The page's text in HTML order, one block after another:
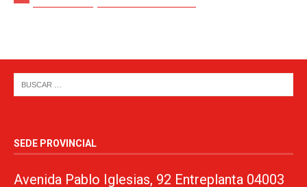
SEDE PROVINCIAL
Avenida Pablo Iglesias, 92 Entreplanta 04003